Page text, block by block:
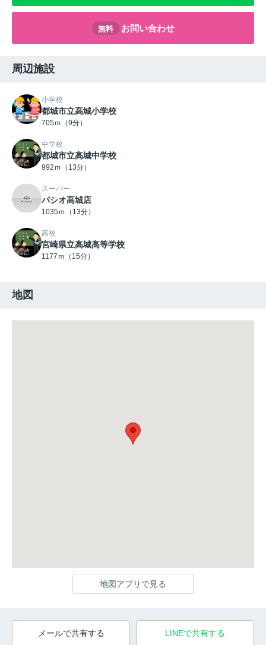
無料 お問い合わせ
周辺施設
小学校
都城市立高城小学校
705ｍ（9分）
中学校
都城市立高城中学校
992ｍ（13分）
スーパー
パシオ高城店
1035ｍ（13分）
高校
宮崎県立高城高等学校
1177ｍ（15分）
地図
地図アプリで見る
メールで共有する LINEで共有する